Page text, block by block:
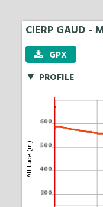
CIERP GAUD -
GPX
PROFILE
300
400
500
600
Altitude (m)